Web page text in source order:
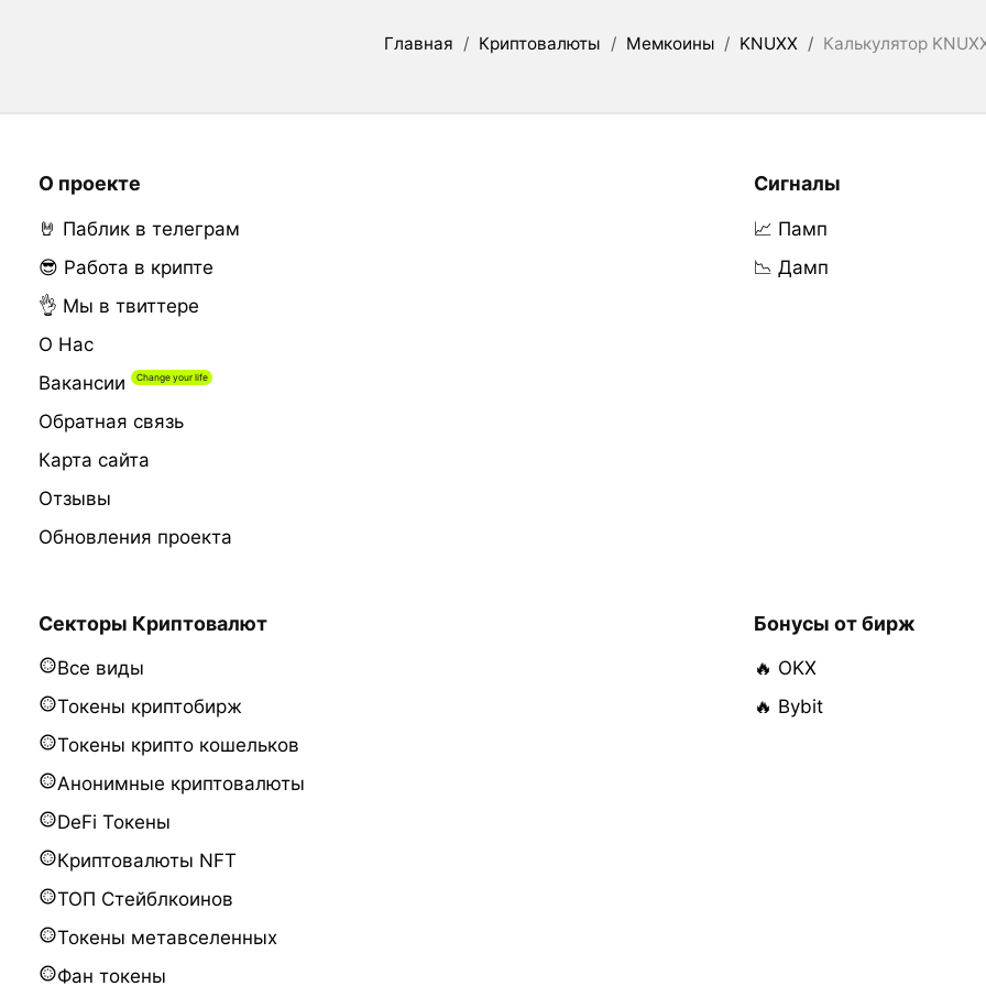
Главная / Криптовалюты / Мемкоины / KNUXX / Калькулятор
О проекте
🤘 Паблик в телеграм
😎 Работа в крипте
👌 Мы в твиттере
О Нас
Вакансии
Обратная связь
Карта сайта
Отзывы
Обновления проекта
Сигналы
📈 Памп
📉 Дамп
Секторы Криптовалют
Все виды
Токены криптобирж
Токены крипто кошельков
Анонимные криптовалюты
DeFi Токены
Криптовалюты NFT
ТОП Стейблкоинов
Токены метавселенных
Фан токены
Бонусы от бирж
🔥 OKX
🔥 Bybit